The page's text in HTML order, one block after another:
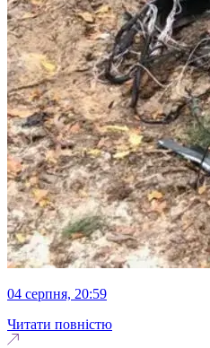
04 серпня, 20:59
Читати повністю